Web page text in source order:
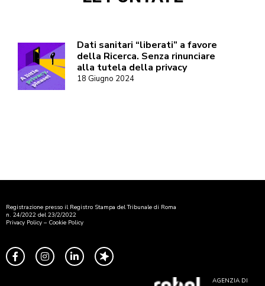
Dati sanitari “liberati” a favore
della Ricerca. Senza rinunciare
alla tutela della privacy
18 Giugno 2024
Registrazione presso il Registro Stampa del Tribunale di Roma
n. 24/2022 del 23/2/2022
Privacy Policy – Cookie Policy
AGENZIA DI